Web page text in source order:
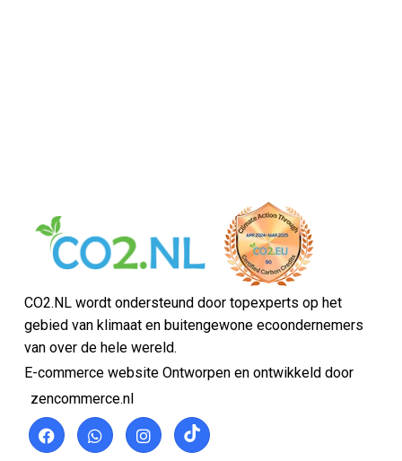
CO2.NL wordt ondersteund door topexperts op het
gebied van klimaat en buitengewone ecoondernemers
van over de hele wereld.
E-commerce website Ontworpen en ontwikkeld door
zencommerce.nl